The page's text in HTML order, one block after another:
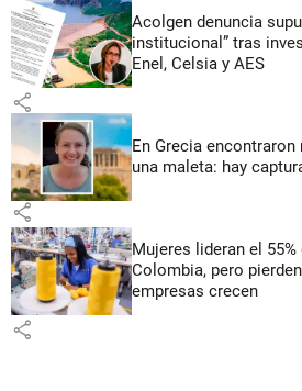
Acolgen denuncia
institucional” tras
Enel, Celsia y AES
share
En Grecia
una maleta: hay
share
Mujeres lideran el
Colombia, pero
empresas crecen
share